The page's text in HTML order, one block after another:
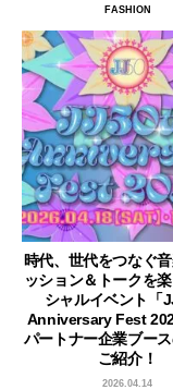
FASHION
時代、世代をつなぐ
ッション＆トークを
シャルイベント「
Anniversary Fest
パートナー企業ブー
ご紹介！
2026.04.14